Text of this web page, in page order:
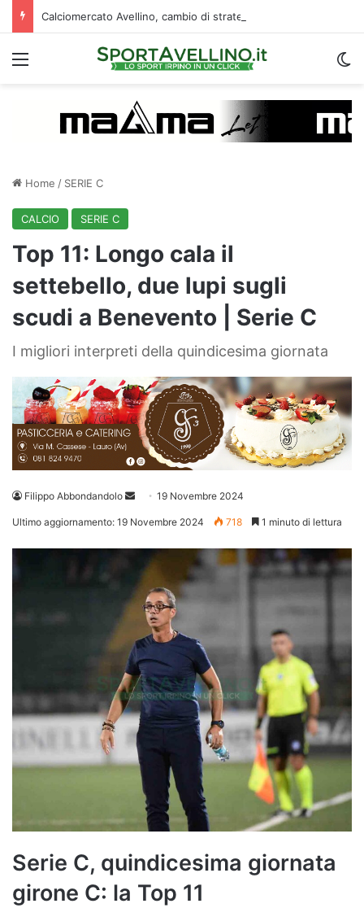
Menu
Home / SERIE C
CALCIO SERIE C
Top 11: Longo cala il
settebello, due lupi sugli
scudi a Benevento | Serie C
I migliori interpreti della quindicesima giornata
Filippo Abbondandolo
Invia 19 Novembre 2024
Ultimo aggiornamento: 19 Novembre 2024 718 1 minuto di lettura
Serie C, quindicesima giornata
girone C: la Top 11